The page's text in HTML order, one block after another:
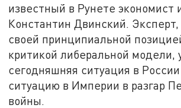
известный в Рунете экономист
Константин Двинский.
своей принципиальной
критикой либеральной модели,
сегодняшняя ситуация в
ситуацию в Империи в разгар
войны.